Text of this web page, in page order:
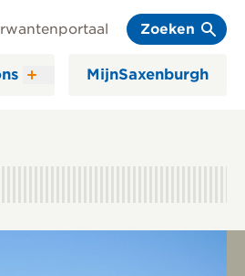
MijnSaxenburgh
Zoeken